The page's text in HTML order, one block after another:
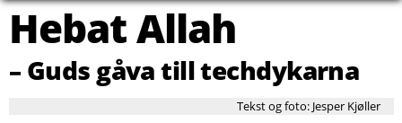
Hebat Allah
– Guds gåva till techdykarna
Tekst og foto: Jesper Kjøller